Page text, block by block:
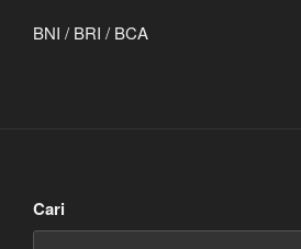
BNI / BRI / BCA
Cari